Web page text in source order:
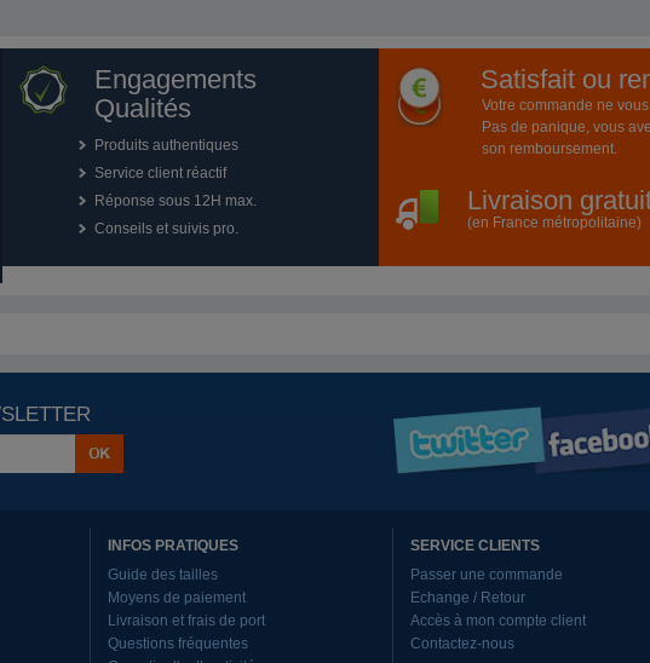
Engagements
Qualités
Produits authentiques
Service client réactif
Réponse sous 12H max.
Conseils et suivis pro.
Satisfait ou
Votre commande ne
Pas de panique, vous
son remboursement.
Livraison
(en France métropolitaine)
INFOS PRATIQUES
Guide des tailles
Moyens de paiement
Livraison et frais de port
Questions fréquentes
SERVICE CLIENTS
Passer une commande
Echange / Retour
Accès à mon compte client
Contactez-nous